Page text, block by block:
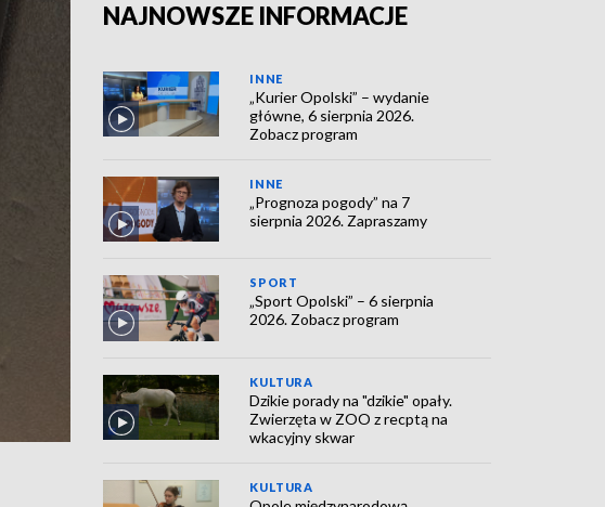
NAJNOWSZE INFORMACJE
INNE
„Kurier Opolski” – wydanie
główne, 6 sierpnia 2026.
Zobacz program
INNE
„Prognoza pogody” na 7
sierpnia 2026. Zapraszamy
SPORT
„Sport Opolski” – 6 sierpnia
2026. Zobacz program
KULTURA
Dzikie porady na "dzikie" opały.
Zwierzęta w ZOO z recptą na
wkacyjny skwar
KULTURA